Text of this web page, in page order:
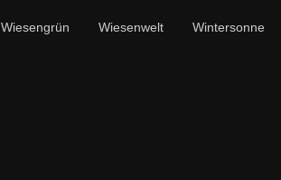
Wiesengrün Wiesenwelt Wintersonne